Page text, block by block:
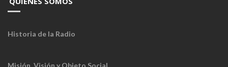
Historia de la Radio
Misión, Visión y Objeto Social